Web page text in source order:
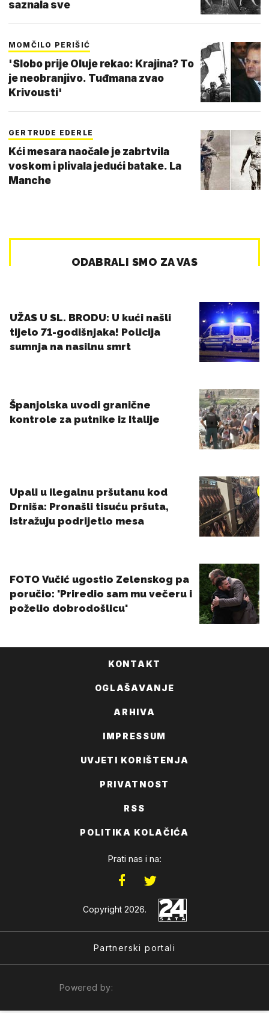
saznala sve
MOMČILO PERIŠIĆ
'Slobo prije Oluje rekao: Krajina? To
je neobranjivo. Tuđmana zvao
Krivousti'
GERTRUDE EDERLE
Kći mesara naočale je zabrtvila
voskom i plivala jedući batake. La
Manche
KONTAKT
OGLAŠAVANJE
ARHIVA
IMPRESSUM
UVJETI KORIŠTENJA
PRIVATNOST
RSS
POLITIKA KOLAČIĆA
Prati nas i na:
Copyright 2026.
Partnerski portali
Powered by: